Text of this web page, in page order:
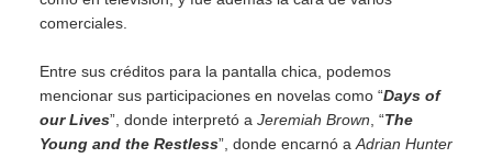
comerciales.
Entre sus créditos para la pantalla chica, podemos
mencionar sus participaciones en novelas como “Days of
our Lives”, donde interpretó a Jeremiah Brown , “The
Young and the Restless”, donde encarnó a Adrian Hunter